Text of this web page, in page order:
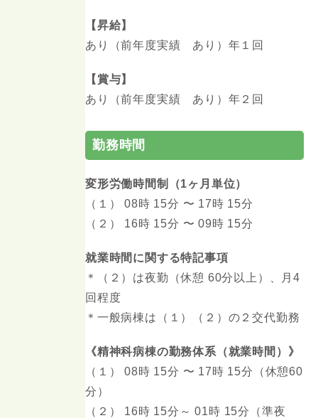
【昇給】
あり（前年度実績 あり）年１回
【賞与】
あり（前年度実績 あり）年２回
勤務時間
変形労働時間制（1ヶ月単位）
（１） 08時 15分 〜 17時 15分
（２） 16時 15分 〜 09時 15分
就業時間に関する特記事項
＊（２）は夜勤（休憩 60分以上）、月4
回程度
＊一般病棟は（１）（２）の２交代勤務
《精神科病棟の勤務体系（就業時間）》
（１） 08時 15分 〜 17時 15分（休憩60
分）
（２） 16時 15分～ 01時 15分（準夜